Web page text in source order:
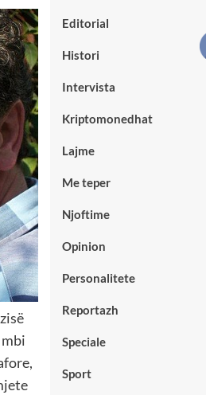
Editorial
Histori
Intervista
Kriptomonedhat
Lajme
Me teper
Njoftime
Opinion
Personalitete
Reportazh
Speciale
Sport